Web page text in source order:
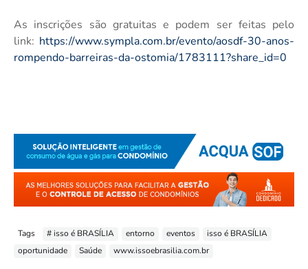
As inscrições são gratuitas e podem ser feitas pelo
link: https://www.sympla.com.br/evento/aosdf-30-anos-
rompendo-barreiras-da-ostomia/1783111?share_id=0
Tags # isso é BRASÍLIA entorno eventos
isso é BRASÍLIA
oportunidade
Saúde www.issoebrasilia.com.br